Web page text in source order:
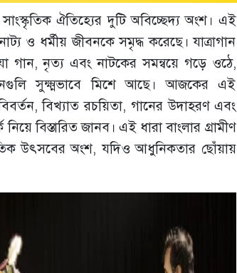
সাংস্কৃতিক ঐতিহ্যের দুটি অবিচ্ছেদ্য অংশ। এই
ও ধর্মীয় জীবনকে সমৃদ্ধ করেছে। যাত্রাগান
গান, নৃত্য এবং নাটকের সমন্বয়ে গড়ে ওঠে,
সুক্ষ্মভাবে মিশে আছে। আজকের এই
বিখ্যাত রচয়িতা, গানের উদাহরণ এবং
বিস্তারিত জানব। এই ধারা বাংলার গ্রামীণ
উৎসবের অংশ, যদিও আধুনিকতার ছোঁয়ায়